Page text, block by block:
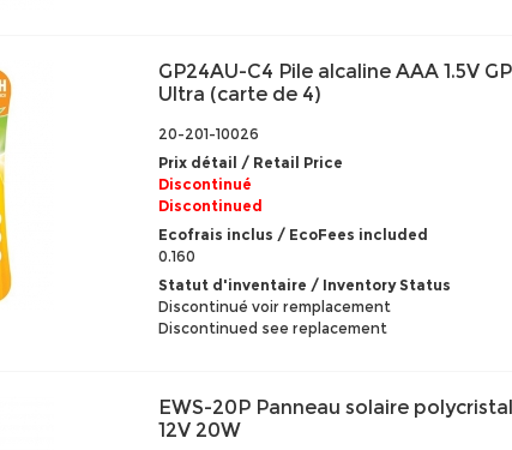
GP24AU-C4 Pile alcaline AAA 1.5V GP
Ultra (carte de 4)
20-201-10026
Prix détail / Retail Price
Discontinué
Discontinued
Ecofrais inclus / EcoFees included
0.160
Statut d'inventaire / Inventory Status
Discontinué voir remplacement
Discontinued see replacement
EWS-20P Panneau solaire
12V 20W